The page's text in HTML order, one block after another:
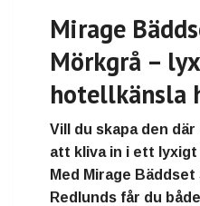
Mirage
Mörkgrå –
hotellkänsla
Vill du skapa den
att kliva in i ett
Med Mirage
Redlunds får du